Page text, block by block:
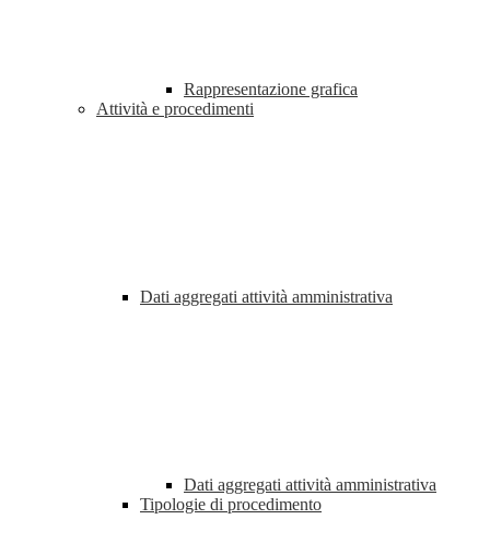
Rappresentazione grafica
Attività e procedimenti
Dati aggregati attività amministrativa
Dati aggregati attività amministrativa
Tipologie di procedimento